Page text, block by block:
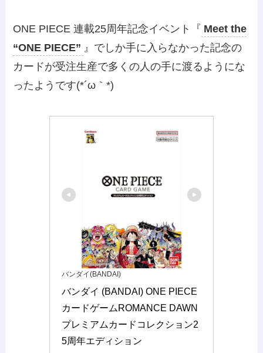
ONE PIECE 連載25周年記念イベント『 Meet the
“ONE PIECE” 』でしか手に入らなかった記念の
カードが受注生産で多くの人の手に渡るようにな
ったようです(*´ω｀*)
バンダイ(BANDAI)
バンダイ (BANDAI) ONE PIECE
カードゲームROMANCE DAWN
プレミアムカードコレクション2
5周年エディション